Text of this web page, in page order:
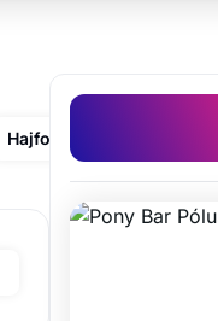
Hajformázások